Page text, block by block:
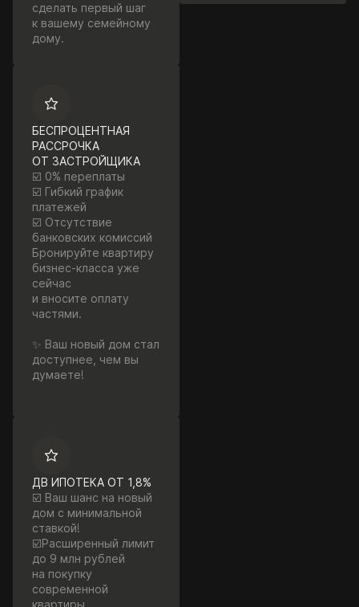
сделать первый шаг
к вашему семейному
дому.
БЕСПРОЦЕНТНАЯ
РАССРОЧКА
ОТ ЗАСТРОЙЩИКА
☑️ 0% переплаты
☑️ Гибкий график
платежей
☑️ Отсутствие
банковских комиссий
Бронируйте квартиру
бизнес-класса уже
сейчас
и вносите оплату
частями.
✨ Ваш новый дом стал
доступнее, чем вы
думаете!
ДВ ИПОТЕКА ОТ 1,8%
☑️ Ваш шанс на новый
дом с минимальной
ставкой!
☑️Расширенный лимит
до 9 млн рублей
на покупку
современной
квартиры